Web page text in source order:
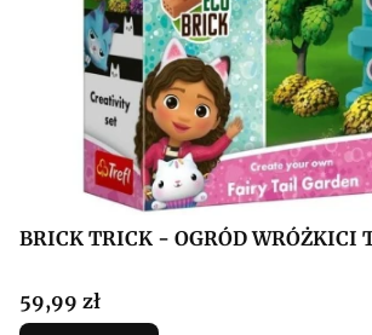
BRICK TRICK - OGRÓD WRÓŻKICI
Cena
59,99 zł